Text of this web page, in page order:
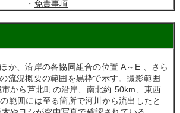
・ 免責事項
か、沿岸の各協同組合の位置 A～E 、さら
流況概要の範囲を黒枠で示す。撮影範囲
から芦北町の沿岸、南北約 50km、東西
範囲には至る箇所で河川から流出したと